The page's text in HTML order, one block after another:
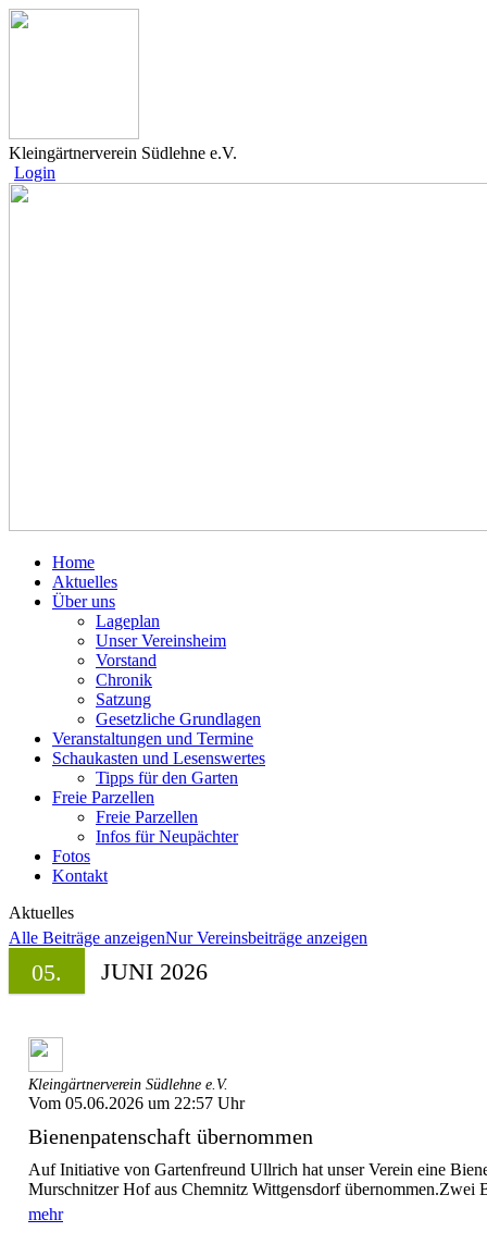
Kleingärtnerverein Südlehne e.V.
Login
Home
Aktuelles
Über uns
Lageplan
Unser Vereinsheim
Vorstand
Chronik
Satzung
Gesetzliche Grundlagen
Veranstaltungen und Termine
Schaukasten und Lesenswertes
Tipps für den Garten
Freie Parzellen
Freie Parzellen
Infos für Neupächter
Fotos
Kontakt
Aktuelles
Alle Beiträge anzeigenNur Vereinsbeiträge anzeigen
05. JUNI 2026
Kleingärtnerverein Südlehne e.V.
Vom 05.06.2026 um 22:57 Uhr
Bienenpatenschaft übernommen
Auf Initiative von Gartenfreund Ullrich hat unser Verein eine
Murschnitzer Hof aus Chemnitz Wittgensdorf übernommen.Zwei
mehr